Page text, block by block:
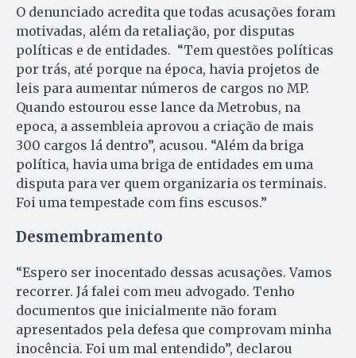
O denunciado acredita que todas acusações foram
motivadas, além da retaliação, por disputas
políticas e de entidades. “Tem questões políticas
por trás, até porque na época, havia projetos de
leis para aumentar números de cargos no MP.
Quando estourou esse lance da Metrobus, na
epoca, a assembleia aprovou a criação de mais
300 cargos lá dentro”, acusou. “Além da briga
política, havia uma briga de entidades em uma
disputa para ver quem organizaria os terminais.
Foi uma tempestade com fins escusos.”
Desmembramento
“Espero ser inocentado dessas acusações. Vamos
recorrer. Já falei com meu advogado. Tenho
documentos que inicialmente não foram
apresentados pela defesa que comprovam minha
inocência. Foi um mal entendido”, declarou